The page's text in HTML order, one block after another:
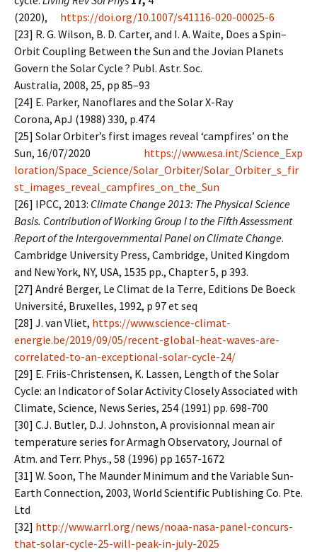
(2020), https://doi.org/10.1007/s41116-020-00025-6
[23] R. G. Wilson, B. D. Carter, and I. A. Waite, Does a Spin–
Orbit Coupling Between the Sun and the Jovian Planets
Govern the Solar Cycle ? Publ. Astr. Soc.
Australia, 2008, 25, pp 85–93
[24] E. Parker, Nanoflares and the Solar X-Ray
Corona, ApJ (1988) 330, p.474
[25] Solar Orbiter’s first images reveal ‘campfires’ on the
Sun, 16/07/2020 https://www.esa.int/Science_Exp
loration/Space_Science/Solar_Orbiter/Solar_Orbiter_s_fir
st_images_reveal_campfires_on_the_Sun
[26] IPCC, 2013: Climate Change 2013: The Physical Science
Basis. Contribution of Working Group I to the Fifth Assessment
Report of the Intergovernmental Panel on Climate Change.
Cambridge University Press, Cambridge, United Kingdom
and New York, NY, USA, 1535 pp., Chapter 5, p 393.
[27] André Berger, Le Climat de la Terre, Editions De Boeck
Université, Bruxelles, 1992, p 97 et seq
[28] J. van Vliet, https://www.science-climat-
energie.be/2019/09/05/recent-global-heat-waves-are-
correlated-to-an-exceptional-solar-cycle-24/
[29] E. Friis-Christensen, K. Lassen, Length of the Solar
Cycle: an Indicator of Solar Activity Closely Associated with
Climate, Science, News Series, 254 (1991) pp. 698-700
[30] C.J. Butler, D.J. Johnston, A provisionnal mean air
temperature series for Armagh Observatory, Journal of
Atm. and Terr. Phys., 58 (1996) pp 1657-1672
[31] W. Soon, The Maunder Minimum and the Variable Sun-
Earth Connection, 2003, World Scientific Publishing Co. Pte.
Ltd
[32] http://www.arrl.org/news/noaa-nasa-panel-concurs-
that-solar-cycle-25-will-peak-in-july-2025